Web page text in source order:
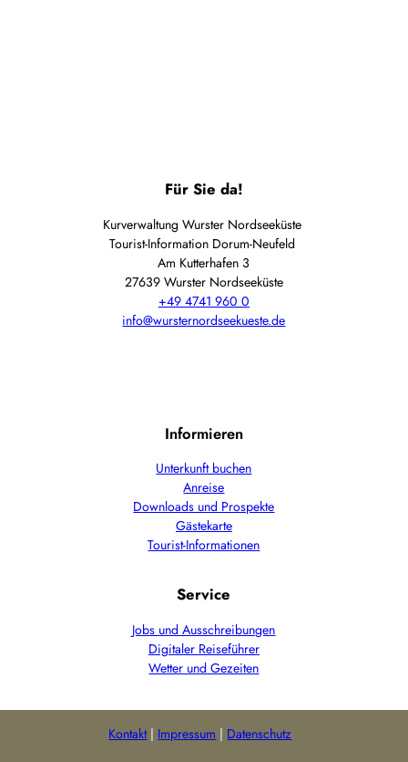
Für Sie da!
Kurverwaltung Wurster Nordseeküste
Tourist-Information Dorum-Neufeld
Am Kutterhafen 3
27639 Wurster Nordseeküste
+49 4741 960 0
info@wursternordseekueste.de
Informieren
Unterkunft buchen
Anreise
Downloads und Prospekte
Gästekarte
Tourist-Informationen
Service
Jobs und Ausschreibungen
Digitaler Reiseführer
Wetter und Gezeiten
Kontakt Impressum Datenschutz